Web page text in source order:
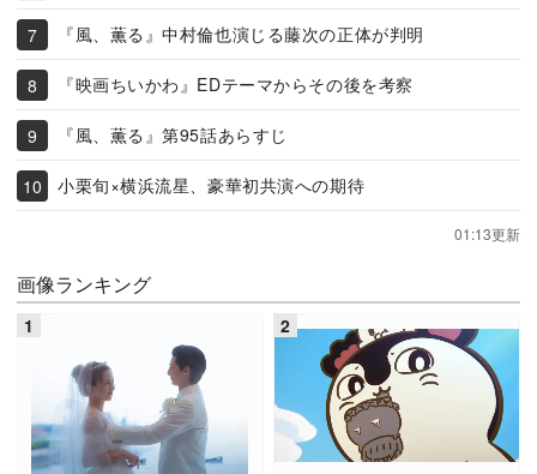
『風、薫る』中村倫也演じる藤次の正体が判明
『映画ちいかわ』EDテーマからその後を考察
『風、薫る』第95話あらすじ
小栗旬×横浜流星、豪華初共演への期待
01:13更新
画像ランキング